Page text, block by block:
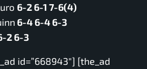
6-2 6-1 7-6(4)
6-4 6-4 6-3
2 6-3
id=”668943″] [the_ad